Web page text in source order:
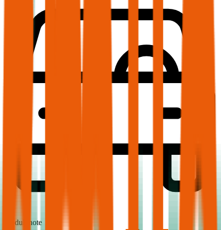
Produktnote